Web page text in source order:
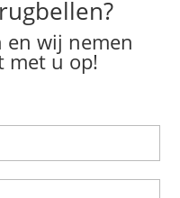
en wij nemen
met u op!